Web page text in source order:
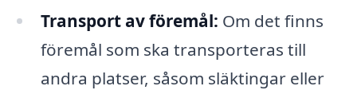
Transport av föremål: Om det finns
föremål som ska transporteras till
andra platser, såsom släktingar eller